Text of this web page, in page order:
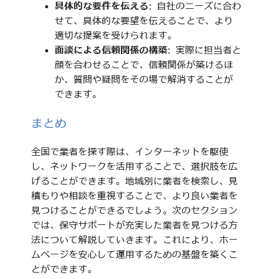
具体的な要件を伝える: 自社のニーズに合わ
せて、具体的な要望を伝えることで、より
適切な提案を受けられます。
面談による信頼関係の構築: 実際に担当者と
顔を合わせることで、信頼関係が築けるほ
か、質問や疑問をその場で解消することが
できます。
まとめ
全国で業者を探す際は、インターネットを駆使
し、ネットワークを活用することで、選択肢を広
げることができます。地域別に業者を検索し、見
積もりや相談を重視することで、より良い業者を
見つけることができるでしょう。次のセクション
では、保守サポートが充実した業者を見つける方
法について解説していきます。これにより、ホー
ムページを安心して運用するための基盤を築くこ
とができます。